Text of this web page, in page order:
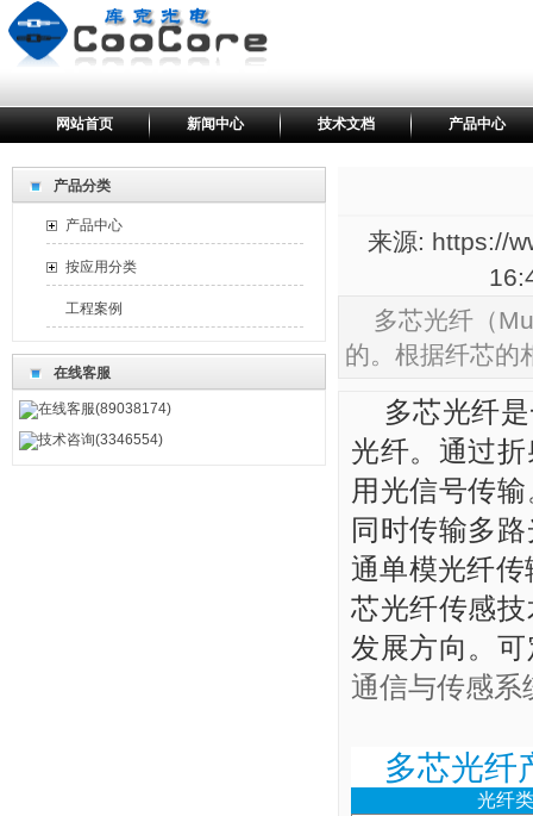
网站首页 新闻中心 技术文档 产品中心
产品分类
产品中心
按应用分类
工程案例
在线客服
在线客服(89038174)
技术咨询(3346554)
来源: https://
多芯光纤（
的。根据纤芯的
多芯光纤
光纤。通过
用光信号传
同时传输多
通单模光纤
芯光纤传感
发展方向。
通信与传感系
多芯光纤
光纤